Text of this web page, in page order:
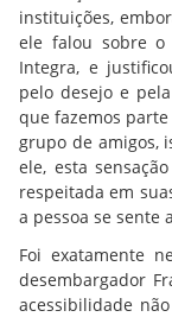
instituições,
ele falou sobre o
Integra, e
pelo desejo e
que fazemos
grupo de amigos,
ele, esta
respeitada em
a pessoa se sente
Foi exatamente
desembargador
acessibilidade